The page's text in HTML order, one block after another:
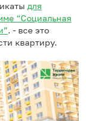
для
“Социальная
. - все это
квартиру.